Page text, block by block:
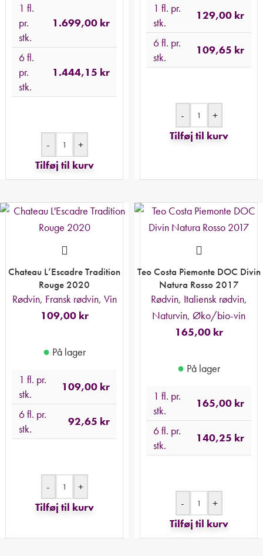
1 fl.
pr.
stk.
1.699,00 kr
6 fl.
pr.
stk.
1.444,15 kr
-
+
Tilføj til kurv
1 fl. pr.
stk.
129,00 kr
6 fl. pr.
stk.
109,65 kr
-
+
Tilføj til kurv
Chateau L’Escadre Tradition
Rouge 2020
Rødvin, Fransk rødvin, Vin
109,00 kr
● På lager
1 fl. pr.
stk.
109,00 kr
6 fl. pr.
stk.
92,65 kr
-
+
Tilføj til kurv
Teo Costa Piemonte DOC Divin
Natura Rosso 2017
Rødvin, Italiensk rødvin,
Naturvin, Øko/bio-vin
165,00 kr
● På lager
1 fl. pr.
stk.
165,00 kr
6 fl. pr.
stk.
140,25 kr
-
+
Tilføj til kurv